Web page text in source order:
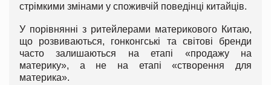
стрімкими змінами у споживчій поведінці китайців.
У порівнянні з ритейлерами материкового Китаю,
що розвиваються, гонконгські та світові бренди
часто залишаються на етапі «продажу на
материку», а не на етапі «створення для
материка».